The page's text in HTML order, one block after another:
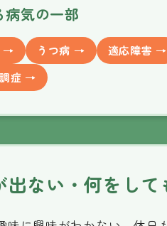
病気の一部
→ うつ病 → 適応障害 →
症 →
出ない・何をして